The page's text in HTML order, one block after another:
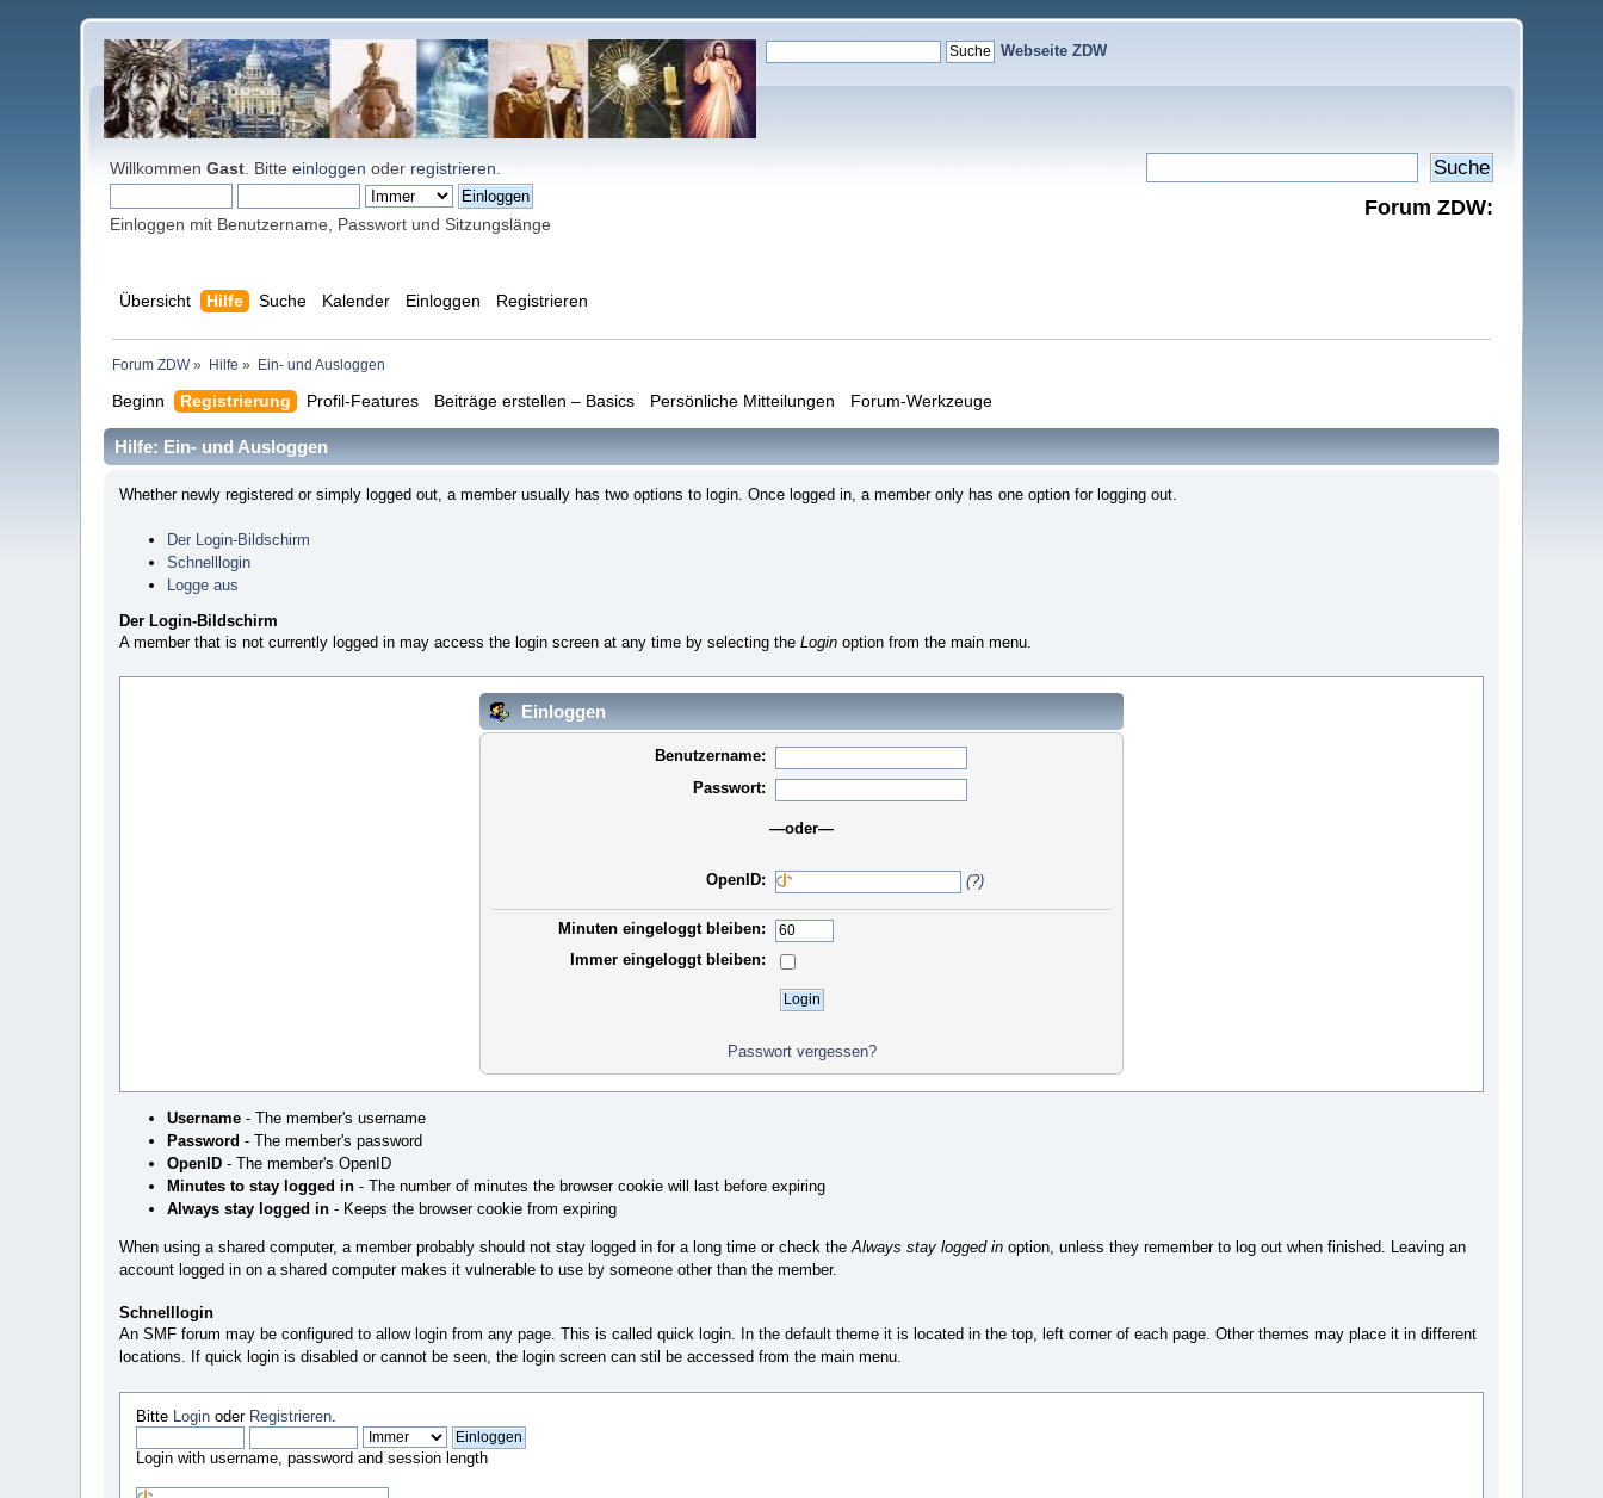
Webseite ZDW
WillkommenGast . Bitteeinloggen oder registrieren
Einloggen mit Benutzername, Passwort und Sitzungslänge
Forum ZDW:
Übersicht Hilfe Suche Kalender Einloggen Registrieren
Forum ZDW» Hilfe » Ein- und Ausloggen
Beginn Registrierung Profil-Features Beiträge erstellen – Basics Persönliche Mitteilungen Forum-Werkzeuge
Hilfe: Ein- und Ausloggen
Whether newly registered or simply logged out, a member usually has two options to login. Once logged in, a member only has one option for logging out.
Der Login-Bildschirm
Schnelllogin
Logge aus
Der Login-Bildschirm
A member that is not currently logged in may access the login screen at any time by selecting the Login option from the main menu.
Einloggen
Benutzername:
Passwort:
—oder—
OpenID: (?)
Minuten eingeloggt bleiben:
Immer eingeloggt bleiben:
Passwort vergessen?
Username - The member's username
Password - The member's password
OpenID - The member's OpenID
Minutes to stay logged in - The number of minutes the browser cookie will last before expiring
Always stay logged in - Keeps the browser cookie from expiring
When using a shared computer, a member probably should not stay logged in for a long time or check theAlways stay logged in option, unless they remember to log out when finished. Leaving an
account logged in on a shared computer makes it vulnerable to use by someone other than the member.
Schnelllogin
An SMF forum may be configured to allow login from any page. This is called quick login. In the default theme it is located in the top, left corner of each page. Other themes may place it in different
locations. If quick login is disabled or cannot be seen, the login screen can stil be accessed from the main menu.
Bitte Loginoder Registrieren.
Login with username, password and session length